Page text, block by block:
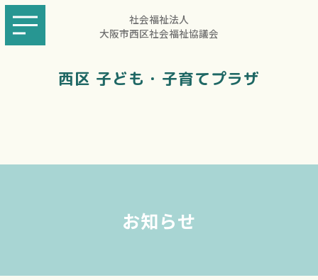
社会福祉法人
大阪市西区社会福祉協議会
西区 子ども・子育てプラザ
お知らせ